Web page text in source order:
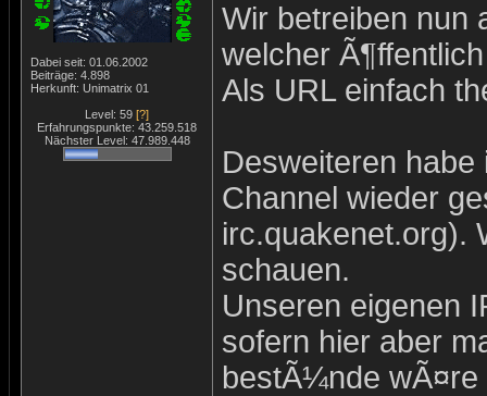
Dabei seit: 01.06.2002
Beiträge: 4.898
Herkunft: Unimatrix 01
Level: 59 [?]
Erfahrungspunkte: 43.259.518
Nächster Level: 47.989.448
Wir betreiben nun
welcher
Als URL einfach
Desweiteren
Channel wieder
irc.quakenet.org).
schauen.
Unseren eigenen
sofern hier aber
bestÃ¼nde wÃ¤re